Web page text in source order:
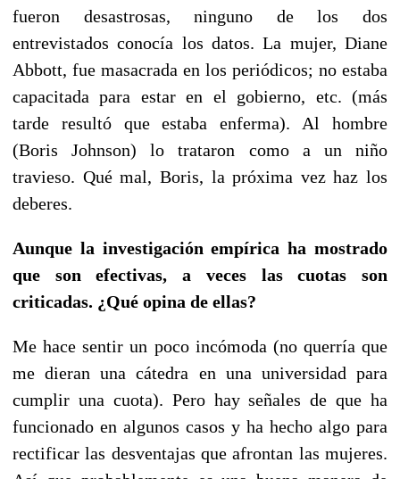
fueron desastrosas, ninguno de los dos
entrevistados conocía los datos. La mujer, Diane
Abbott, fue masacrada en los periódicos; no estaba
capacitada para estar en el gobierno, etc. (más
tarde resultó que estaba enferma). Al hombre
(Boris Johnson) lo trataron como a un niño
travieso. Qué mal, Boris, la próxima vez haz los
deberes.
Aunque la investigación empírica ha mostrado
que son efectivas, a veces las cuotas son
criticadas. ¿Qué opina de ellas?
Me hace sentir un poco incómoda (no querría que
me dieran una cátedra en una universidad para
cumplir una cuota). Pero hay señales de que ha
funcionado en algunos casos y ha hecho algo para
rectificar las desventajas que afrontan las mujeres.